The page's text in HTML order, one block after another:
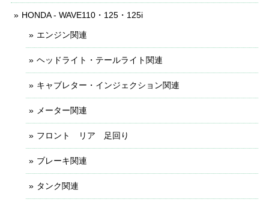
HONDA - WAVE110・125・125i
エンジン関連
ヘッドライト・テールライト関連
キャブレター・インジェクション関連
メーター関連
フロント リア 足回り
ブレーキ関連
タンク関連